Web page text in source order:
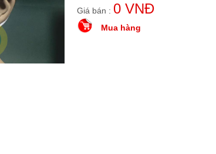
Giá bán : 0 VNĐ
Mua hàng